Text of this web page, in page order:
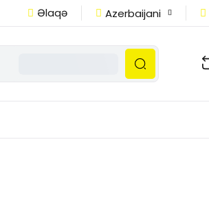
Əlaqə Azerbaijani